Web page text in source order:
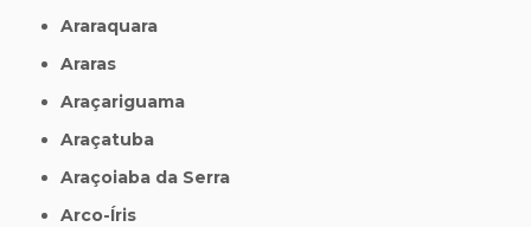
Araraquara
Araras
Araçariguama
Araçatuba
Araçoiaba da Serra
Arco-Íris